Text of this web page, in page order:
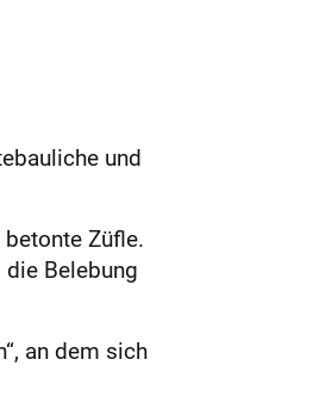
und
Züfle.
die Belebung
an dem sich